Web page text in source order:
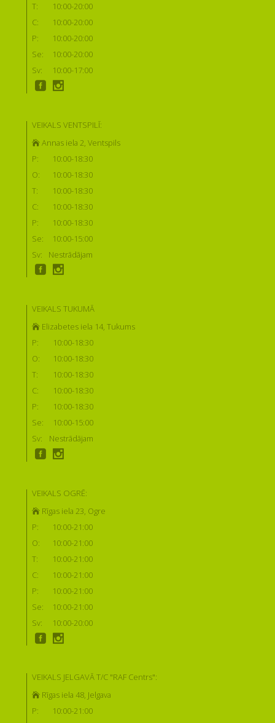
T:
10:00-20:00
C:
10:00-20:00
P:
10:00-20:00
Se:
10:00-20:00
Sv:
10:00-17:00
VEIKALS VENTSPILĪ:
Annas iela 2, Ventspils
P:
10:00-18:30
O:
10:00-18:30
T:
10:00-18:30
C:
10:00-18:30
P:
10:00-18:30
Se:
10:00-15:00
Sv:
Nestrādājam
VEIKALS TUKUMĀ
Elizabetes iela 14, Tukums
P:
10:00-18:30
O:
10:00-18:30
T:
10:00-18:30
C:
10:00-18:30
P:
10:00-18:30
Se:
10:00-15:00
Sv:
Nestrādājam
VEIKALS OGRĒ:
Rīgas iela 23, Ogre
P:
10:00-21:00
O:
10:00-21:00
T:
10:00-21:00
C:
10:00-21:00
P:
10:00-21:00
Se:
10:00-21:00
Sv:
10:00-20:00
VEIKALS JELGAVĀ T/C "RAF Centrs":
Rīgas iela 48, Jelgava
P:
10:00-21:00